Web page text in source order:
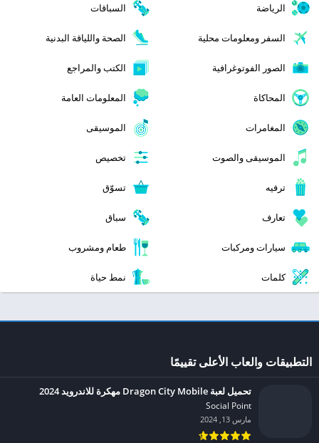
الرياضة السباقات
السفر ومعلومات محلية الصحة واللياقة البدنية
الصور الفوتوغرافية الكتب والمراجع
المحاكاة المعلومات العامة
المغامرات الموسيقى
الموسيقى والصوت تخصيص
ترفيه تسوّق
تعارف سباق
سيارات ومركبات طعام ومشروب
كلمات نمط حياة
التطبيقات والعاب الأعلى تقييمًا
تحميل لعبة Dragon City Mobile مهكرة للاندرويد 2024
Social Point‏
مارس 13, 2024